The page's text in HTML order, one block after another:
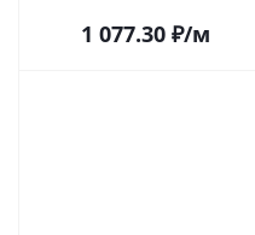
1 077.30₽/м